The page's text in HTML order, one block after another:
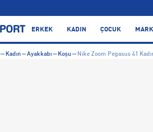
ERKEK KADIN ÇOCUK
Kadın Ayakkabı Koşu
Nike Zoom Pegasus 41